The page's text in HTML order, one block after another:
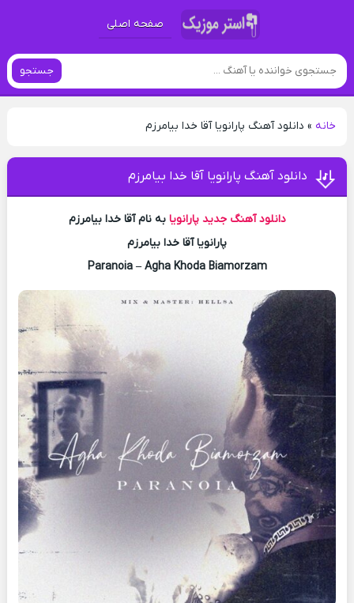
صفحه اصلی
جستجو
خانه» دانلود آهنگ پارانویا آقا خدا بیامرزم
دانلود آهنگ پارانویا آقا خدا بیامرزم
دانلود آهنگ جدید پارانویا به نام آقا خدا بیامرزم
پارانویا آقا خدا بیامرزم
Paranoia – Agha Khoda Biamorzam